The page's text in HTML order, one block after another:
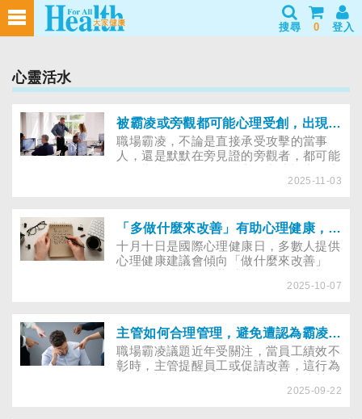
搜尋 0 登入
心靈活水
被霸凌或旁觀都可能心理受創，出現２指標建議求助
職場霸凌，不論是直接承受攻擊的當事
人，還是默默在旁見證的旁觀者，都可能
現心理創傷。若出現兩個症狀，建議及早
2025-11-03
「多做什麼來改善」有助心理健康，還是另一種壓力？
十月十日是國際心理健康日，多數人提供
心理健康建議會傾向「做什麼來改善」
動反倒造成另一種壓力，不妨試著「停止
2025-10-07
主管如何合理管理，避免遭認為霸凌同仁
職場霸凌議題近年受關注，當員工績效不
彰時，主管提醒員工或促請改善，這行為
法律師及勞資顧問，解析主管如何合理的
2025-09-22